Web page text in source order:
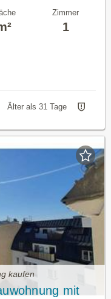
Zimmer
1
Älter als 31 Tage
kaufen
mit